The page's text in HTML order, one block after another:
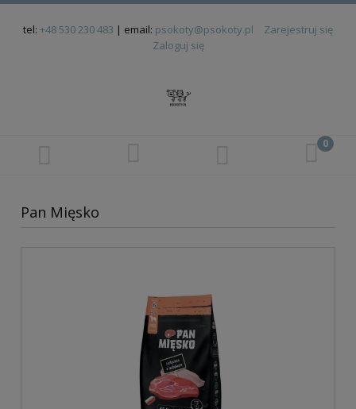
tel: +48 530 230 483 | email: psokoty@psokoty.pl
Zarejestruj się
Zaloguj się
Pan Mięsko